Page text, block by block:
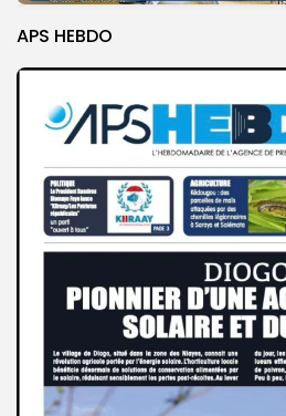
APS HEBDO